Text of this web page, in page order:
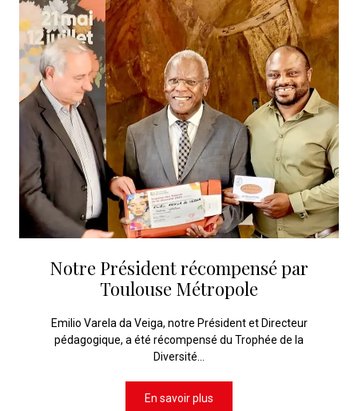
Notre Président récompensé par
Toulouse Métropole
Emilio Varela da Veiga, notre Président et Directeur
pédagogique, a été récompensé du Trophée de la
Diversité...
En savoir plus